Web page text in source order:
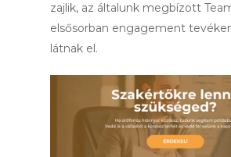
zajlik, az általunk megbízott
elsősorban engagement
látnak el.